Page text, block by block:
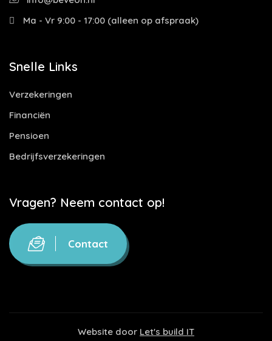
Ma - Vr 9:00 - 17:00 (alleen op afspraak)
Snelle Links
Verzekeringen
Financiën
Pensioen
Bedrijfsverzekeringen
Vragen? Neem contact op!
Contact
Website door Let's build IT